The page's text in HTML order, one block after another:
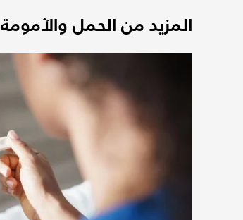
المزيد من الحمل والآمومة